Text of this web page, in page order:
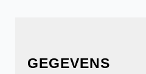
GEGEVENS